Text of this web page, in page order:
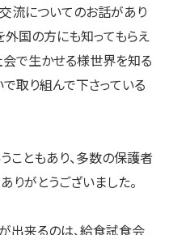
流についてのお話があり
外国の方にも知ってもらえ
会で生かせる様世界を知る
で取り組んで下さっている
ともあり、多数の保護者
りがとうございました。
出来るのは、給食試食会